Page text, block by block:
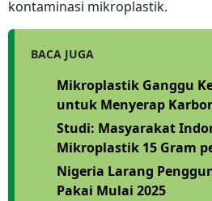
kontaminasi mikroplastik.
BACA JUGA
Mikroplastik Ganggu
untuk Menyerap
Studi: Masyarakat
Mikroplastik 15 Gram
Nigeria Larang
Pakai Mulai 2025